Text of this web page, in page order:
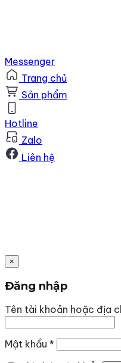
Messenger
Trang chủ
Sản phẩm
Hotline
Zalo
Liên hệ
×
Đăng nhập
Tên tài khoản hoặc địa
Mật khẩu *Bắt